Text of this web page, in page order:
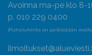
Avoinna ma-pe klo 8-
p. 010 229 0400
(Puheluhinta on pelkästään